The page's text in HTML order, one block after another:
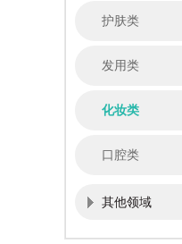
护肤类
发用类
化妆类
口腔类
其他领域